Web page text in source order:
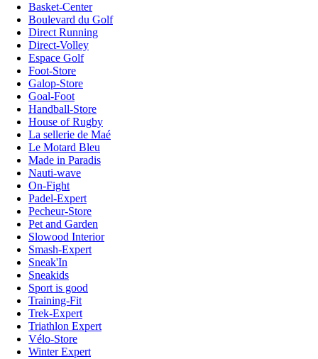
Basket-Center
Boulevard du Golf
Direct Running
Direct-Volley
Espace Golf
Foot-Store
Galop-Store
Goal-Foot
Handball-Store
House of Rugby
La sellerie de Maé
Le Motard Bleu
Made in Paradis
Nauti-wave
On-Fight
Padel-Expert
Pecheur-Store
Pet and Garden
Slowood Interior
Smash-Expert
Sneak'In
Sneakids
Sport is good
Training-Fit
Trek-Expert
Triathlon Expert
Vélo-Store
Winter Expert